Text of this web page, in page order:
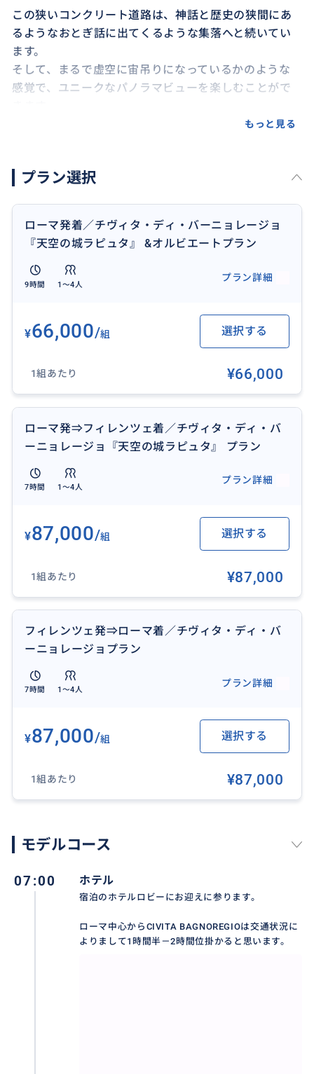
この狭いコンクリート道路は、神話と歴史の狭間にあ
るようなおとぎ話に出てくるような集落へと続いてい
ます。
そして、まるで虚空に宙吊りになっているかのような
感覚で、ユニークなパノラマビューを楽しむことがで
楽しむことができる特徴的な小さなレストランに出会
うこともあります。
この美しいエクスカーションを締めくくるのに、この
ような特徴的なレストランでの食事ほど素晴らしいも
おすすめ
車に乗って便利な旅です。列車とバスに乗り変えのやや
こしさもなく、ストレスもなく、楽な旅を提供いたし
おすすめ
もっと見る
プラン選択
ローマ発着／チヴィタ・ディ・バーニョレージョ
『天空の城ラピュタ』 &オルビエートプラン
9時間 1〜4人
プラン詳細
¥66,000/組 選択する
1組あたり ¥66,000
ローマ発⇒フィレンツェ着／チヴィタ・ディ・バ
ーニョレージョ『天空の城ラピュタ』 プラン
7時間 1〜4人
プラン詳細
¥87,000/組 選択する
1組あたり ¥87,000
フィレンツェ発⇒ローマ着／チヴィタ・ディ・バ
ーニョレージョプラン
7時間 1〜4人
プラン詳細
¥87,000/組 選択する
1組あたり ¥87,000
モデルコース
07:00 ホテル
宿泊のホテルロビーにお迎えに参ります。
ローマ中心からCIVITA BAGNOREGIOは交通状況に
よりまして1時間半－2時間位掛かると思います。